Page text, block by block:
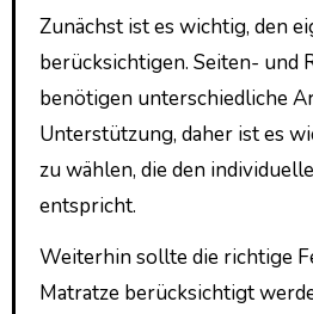
Zunächst ist es wichtig, den
berücksichtigen. Seiten- und
benötigen unterschiedliche
Unterstützung, daher ist es
zu wählen, die den
entspricht.
Weiterhin sollte die richtige
Matratze berücksichtigt